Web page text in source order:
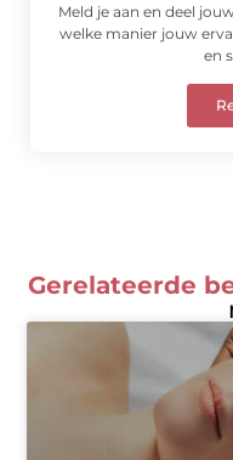
Meld je aan en deel
welke manier jouw
en
Gerelateerde